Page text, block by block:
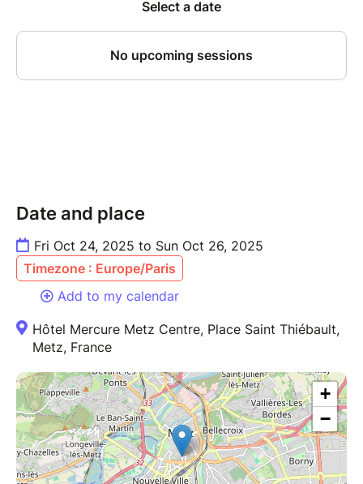
Date and place
Fri Oct 24, 2025 to Sun Oct 26, 2025
Timezone : Europe/Paris
Add to my calendar
Hôtel Mercure Metz Centre, Place Saint Thiébault,
Metz, France
+
−